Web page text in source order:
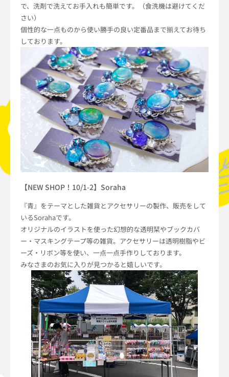
で、洗剤で洗えてお手入れも簡単です。（食洗機は避けてくだ
さい）
個性的な一点ものから使い勝手の良い定番品まで揃えてお待ち
しております。
【NEW SHOP！10/1-2】Soraha
『青』をテーマとした雑貨とアクセサリーの製作、販売をして
いるSorahaです。
オリジナルのイラストを使った幻想的な透明栞やブックカバ
ー・マスキングテープ等の雑貨。アクセサリーは透明樹脂やビ
ーズ・リボン等を使い、一点一点手作りしております。
みなさまのお気に入りが見つかると嬉しいです。